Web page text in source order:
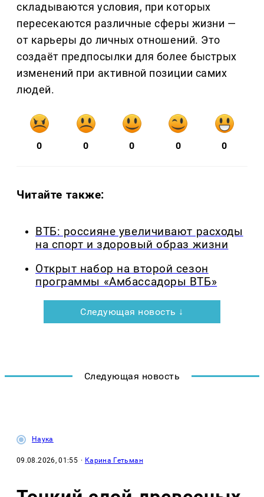
складываются условия, при которых
пересекаются различные сферы жизни —
от карьеры до личных отношений. Это
создаёт предпосылки для более быстрых
изменений при активной позиции самих
людей.
0 0 0 0 0
Читайте также:
ВТБ: россияне увеличивают расходы
на спорт и здоровый образ жизни
Открыт набор на второй сезон
программы «Амбассадоры ВТБ»
Следующая новость ↓
Следующая новость
Наука
09.08.2026, 01:55 · Карина Гетьман